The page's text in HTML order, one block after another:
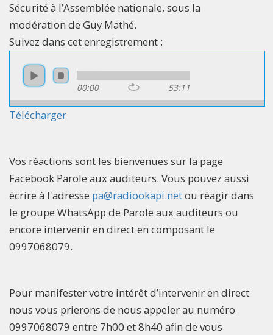
Sécurité à l’Assemblée nationale, sous la
modération de Guy Mathé.
Suivez dans cet enregistrement :
00:00 53:11
Télécharger
Vos réactions sont les bienvenues sur la page
Facebook Parole aux auditeurs. Vous pouvez aussi
écrire à l'adresse pa@radiookapi.netou réagir dans
le groupe WhatsApp de Parole aux auditeurs ou
encore intervenir en direct en composant le
0997068079.
Pour manifester votre intérêt d’intervenir en direct
nous vous prierons de nous appeler au numéro
0997068079 entre 7h00 et 8h40 afin de vous